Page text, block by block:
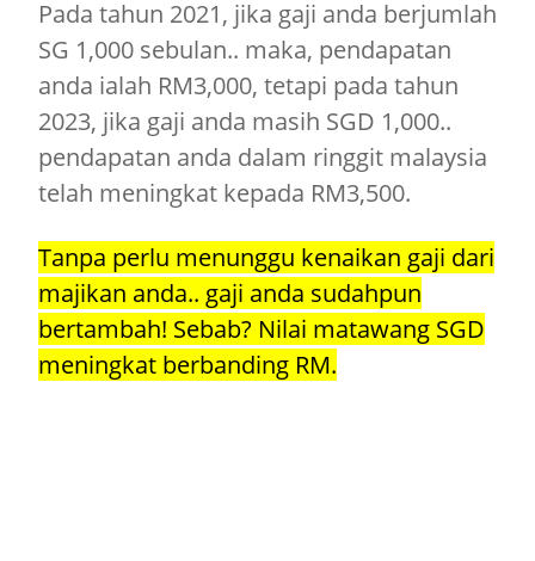
Pada tahun 2021, jika gaji anda berjumlah
SG 1,000 sebulan.. maka, pendapatan
anda ialah RM3,000, tetapi pada tahun
2023, jika gaji anda masih SGD 1,000..
pendapatan anda dalam ringgit malaysia
telah meningkat kepada RM3,500.
Tanpa perlu menunggu kenaikan gaji dari
majikan anda.. gaji anda sudahpun
bertambah! Sebab? Nilai matawang SGD
meningkat berbanding RM.